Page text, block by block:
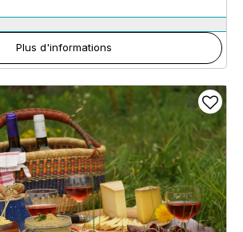
Plus d'informations